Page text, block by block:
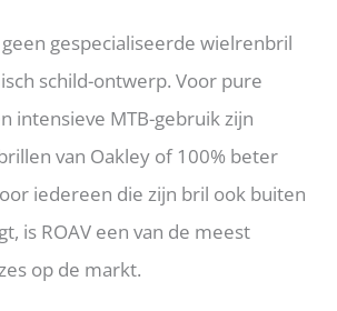
geen gespecialiseerde wielrenbril
schild-ontwerp. Voor pure
intensieve MTB-gebruik zijn
van Oakley of 100% beter
iedereen die zijn bril ook buiten
is ROAV een van de meest
op de markt.